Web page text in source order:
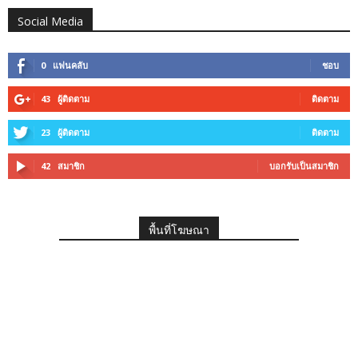
Social Media
0 แฟนคลับ ชอบ
43 ผู้ติดตาม ติดตาม
23 ผู้ติดตาม ติดตาม
42 สมาชิก บอกรับเป็นสมาชิก
พื้นที่โฆษณา